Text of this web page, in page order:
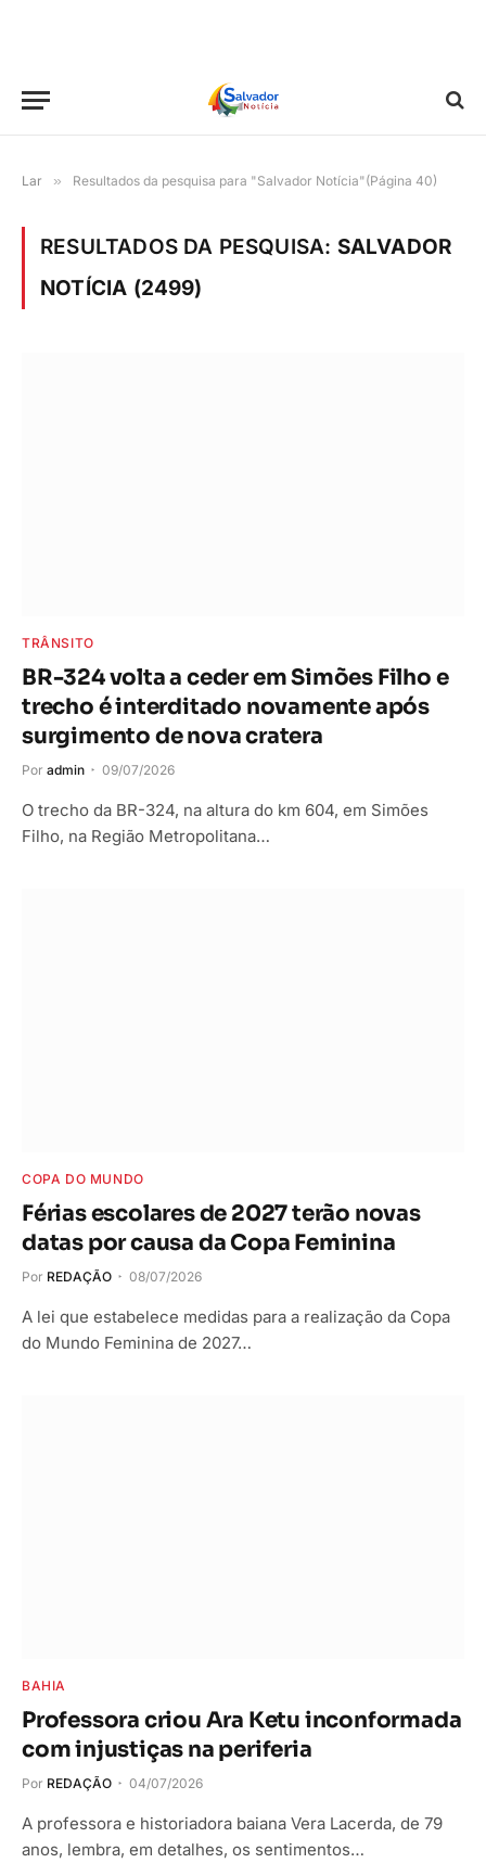
Lar » Resultados da pesquisa para "Salvador Notícia"(Página 40)
RESULTADOS DA PESQUISA: SALVADOR
NOTÍCIA (2499)
TRÂNSITO
BR-324 volta a ceder em Simões Filho e
trecho é interditado novamente após
surgimento de nova cratera
Por admin 09/07/2026
O trecho da BR-324, na altura do km 604, em Simões
Filho, na Região Metropolitana…
COPA DO MUNDO
Férias escolares de 2027 terão novas
datas por causa da Copa Feminina
Por REDAÇÃO 08/07/2026
A lei que estabelece medidas para a realização da Copa
do Mundo Feminina de 2027…
BAHIA
Professora criou Ara Ketu inconformada
com injustiças na periferia
Por REDAÇÃO 04/07/2026
A professora e historiadora baiana Vera Lacerda, de 79
anos, lembra, em detalhes, os sentimentos…